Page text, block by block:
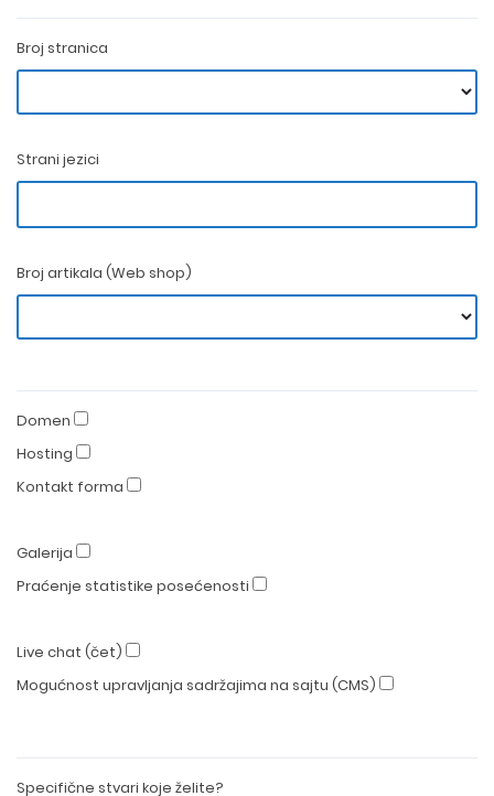
Broj stranica
Strani jezici
Broj artikala (Web shop)
Domen
Hosting
Kontakt forma
Galerija
Praćenje statistike posećenosti
Live chat (čet)
Mogućnost upravljanja sadržajima na sajtu (CMS)
Specifične stvari koje želite?